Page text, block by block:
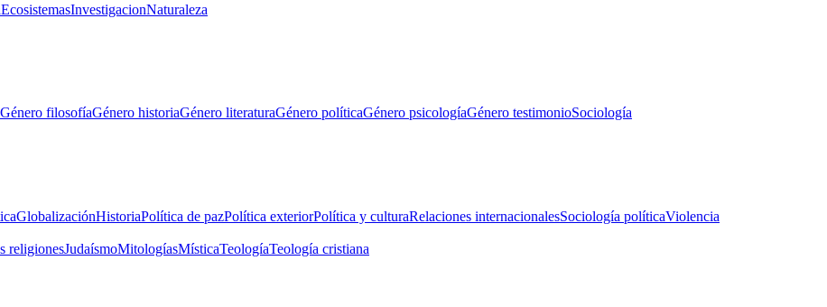
EcosistemasInvestigacionNaturaleza
Género filosofíaGénero historiaGénero literaturaGénero políticaGénero psicologíaGénero testimonioSociología
GlobalizaciónHistoriaPolítica de pazPolítica exteriorPolítica y culturaRelaciones internacionalesSociología políticaViolencia
religionesJudaísmoMitologíasMísticaTeologíaTeología cristiana